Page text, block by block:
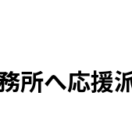
所へ応援